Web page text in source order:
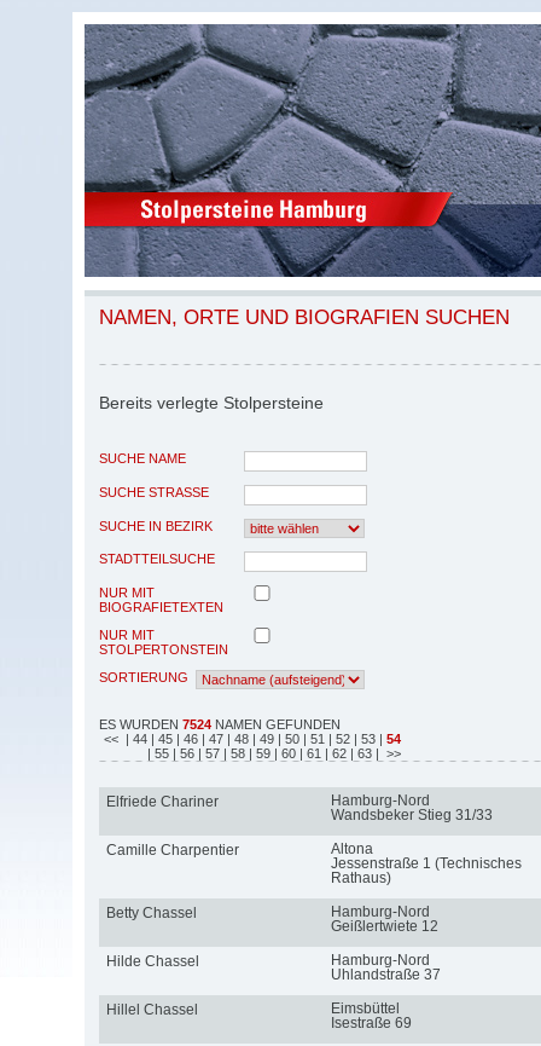
NAMEN, ORTE UND BIOGRAFIEN SUCHEN
Bereits verlegte Stolpersteine
SUCHE NAME
SUCHE STRASSE
SUCHE IN BEZIRK
STADTTEILSUCHE
NUR MIT
BIOGRAFIETEXTEN
NUR MIT
STOLPERTONSTEIN
SORTIERUNG
ES WURDEN 7524 NAMEN GEFUNDEN
<< | 44 | 45 | 46 | 47 | 48 | 49 | 50 | 51 | 52 | 53 | 54
| 55 | 56 | 57 | 58 | 59 | 60 | 61 | 62 | 63 | >>
Elfriede Chariner
Hamburg-Nord
Wandsbeker Stieg 31/33
Camille Charpentier
Altona
Jessenstraße 1 (Technisches
Rathaus)
Betty Chassel
Hamburg-Nord
Geißlertwiete 12
Hilde Chassel
Hamburg-Nord
Uhlandstraße 37
Hillel Chassel
Eimsbüttel
Isestraße 69